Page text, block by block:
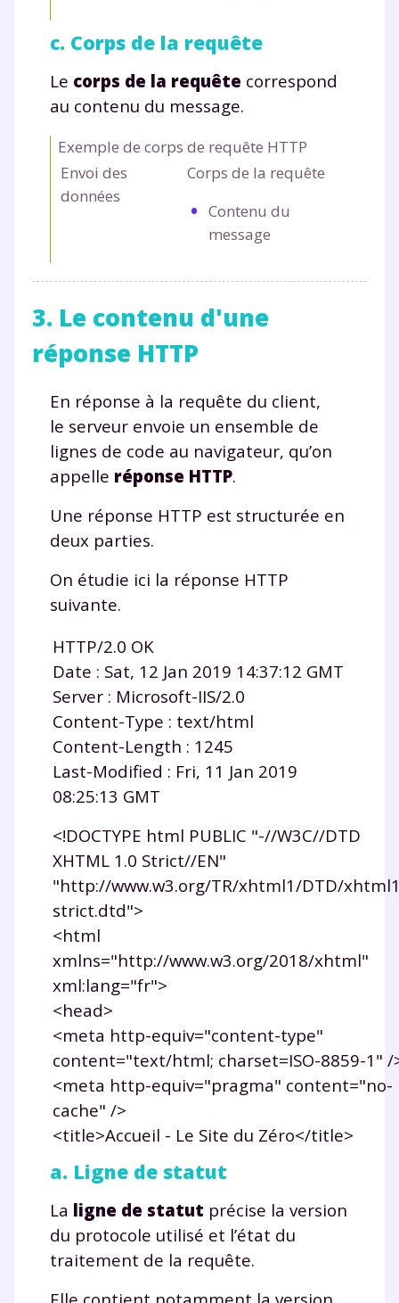
c. Corps de la requête
Le corps de la requête correspond
au contenu du message.
Exemple de corps de requête HTTP
Envoi des
données
Corps de la requête
Contenu du
message
3. Le contenu d'une
réponse HTTP
En réponse à la requête du client,
le serveur envoie un ensemble de
lignes de code au navigateur, qu’on
appelle réponse HTTP.
Une réponse HTTP est structurée en
deux parties.
On étudie ici la réponse HTTP
suivante.
HTTP/2.0 OK
Date : Sat, 12 Jan 2019 14:37:12 GMT
Server : Microsoft-IIS/2.0
Content-Type : text/html
Content-Length : 1245
Last-Modified : Fri, 11 Jan 2019
08:25:13 GMT
<!DOCTYPE html PUBLIC "-//W3C//DTD
XHTML 1.0 Strict//EN"
"http://www.w3.org/TR/xhtml1/DTD/
strict.dtd">
<html
xmlns="http://www.w3.org/2018/xhtml"
xml:lang="fr">
<head>
<meta http-equiv="content-type"
content="text/html; charset=ISO-8859-1" /
<meta http-equiv="pragma" content="no-
cache" />
<title>Accueil - Le Site du Zéro</title>
a. Ligne de statut
La ligne de statut précise la version
du protocole utilisé et l’état du
traitement de la requête.
Envie de progresser
et de réussir votre
année scolaire ?
Testez gratuitement
pendant 24h notre
plateforme de soutien
scolaire !